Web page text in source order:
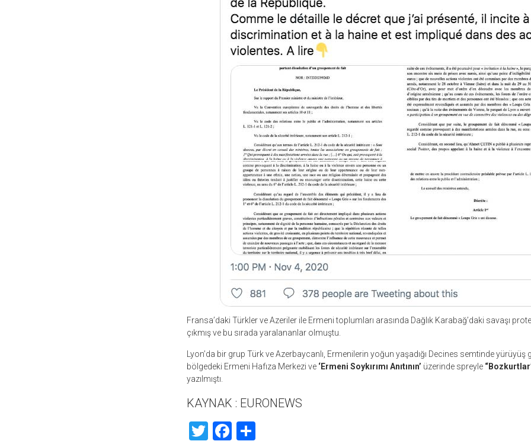
Fransa’daki Türkler ve Azeriler ile Ermeni toplumları arasında Dağlık Karabağ’daki savaşı
çıkmış ve bu sırada yaralananlar olmuştu.
Lyon’da bir grup Türk ve Azerbaycanlı, Ermenilerin yoğun yaşadığı Decines semtinde yürüyüş
bölgedeki Ermeni Hafıza Merkezi ve ‘Ermeni Soykırımı Anıtının’ üzerinde spreyle
yazılmıştı.
KAYNAK : EURONEWS
TwitterFacebook
Share